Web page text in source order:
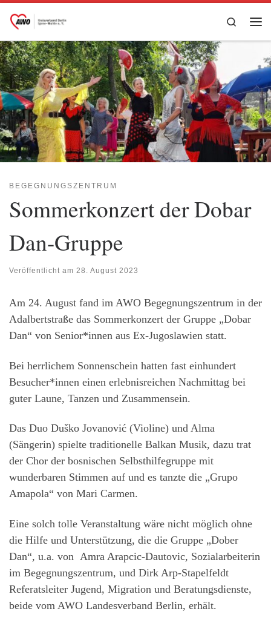
Zum Inhalt springen
Search
BEGEGNUNGSZENTRUM
Sommerkonzert der Dobar
Dan-Gruppe
Veröffentlicht am 28. August 2023
Am 24. August fand im AWO Begegnungszentrum in der
Adalbertstraße das Sommerkonzert der Gruppe „Dobar
Dan“ von Senior*innen aus Ex-Jugoslawien statt.
Bei herrlichem Sonnenschein hatten fast einhundert
Besucher*innen einen erlebnisreichen Nachmittag bei
guter Laune, Tanzen und Zusammensein.
Das Duo Duško Jovanović (Violine) und Alma
(Sängerin) spielte traditionelle Balkan Musik, dazu trat
der Chor der bosnischen Selbsthilfegruppe mit
wunderbaren Stimmen auf und es tanzte die „Grupo
Amapola“ von Mari Carmen.
Eine solch tolle Veranstaltung wäre nicht möglich ohne
die Hilfe und Unterstützung, die die Gruppe „Dober
Dan“, u.a. von Amra Arapcic-Dautovic, Sozialarbeiterin
im Begegnungszentrum, und Dirk Arp-Stapelfeldt
Referatsleiter Jugend, Migration und Beratungsdienste,
beide vom AWO Landesverband Berlin, erhält.